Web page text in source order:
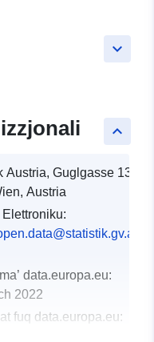
keyboard_arrow_down
keyboard_arrow_up
Austria, Guglgasse 13,
Austria
Elettroniku:
data.europa.eu:
2022
fuq data.europa.eu: